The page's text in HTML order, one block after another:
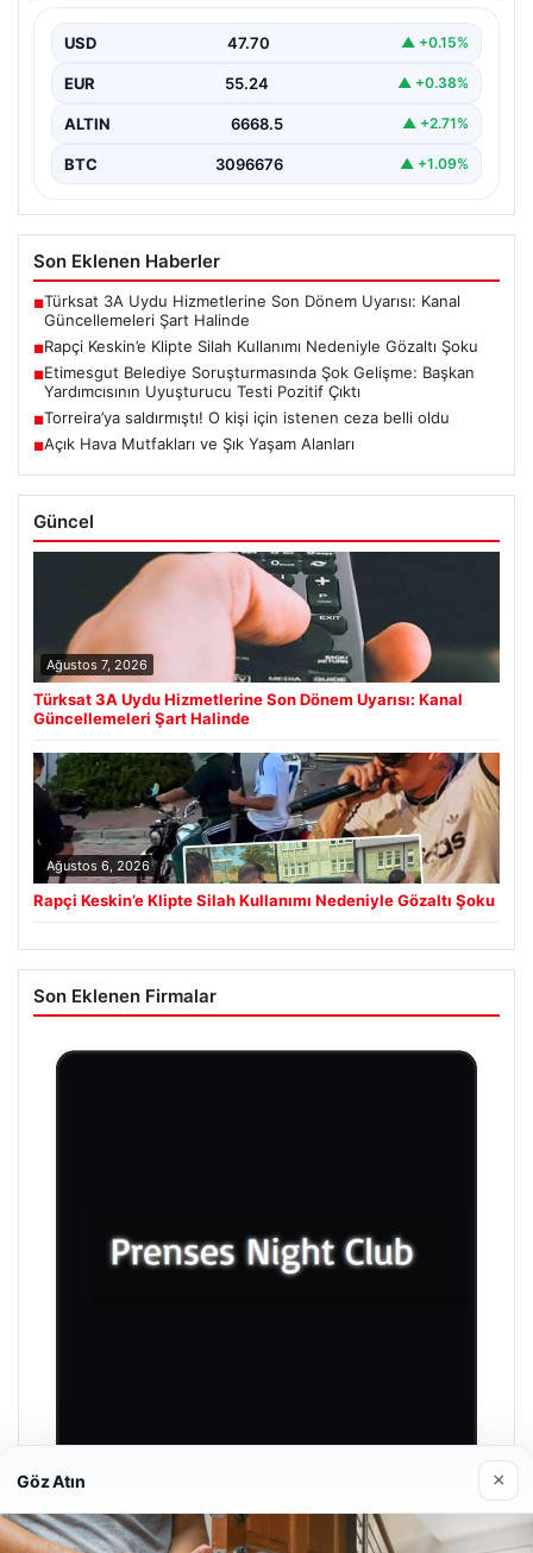
gerçekleştirdiği klip çekimi sırasında silah kullanımı…
USD 47.70 ▲ +0.15%
EUR 55.24 ▲ +0.38%
ALTIN 6668.5 ▲ +2.71%
BTC 3096676 ▲ +1.09%
Son Eklenen Haberler
■Türksat 3A Uydu Hizmetlerine Son Dönem Uyarısı: Kanal
Güncellemeleri Şart Halinde
■Rapçi Keskin’e Klipte Silah Kullanımı Nedeniyle Gözaltı Şoku
■Etimesgut Belediye Soruşturmasında Şok Gelişme: Başkan
Yardımcısının Uyuşturucu Testi Pozitif Çıktı
■Torreira’ya saldırmıştı! O kişi için istenen ceza belli oldu
■Açık Hava Mutfakları ve Şık Yaşam Alanları
Güncel
Ağustos 7, 2026
Türksat 3A Uydu Hizmetlerine Son Dönem Uyarısı: Kanal
Güncellemeleri Şart Halinde
Ağustos 6, 2026
Rapçi Keskin’e Klipte Silah Kullanımı Nedeniyle Gözaltı Şoku
Son Eklenen Firmalar
Prenses Night Club
Nisan 29, 2026
Göz Atın ×